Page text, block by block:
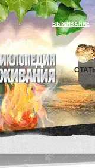
ВЫЖИВАНИЕ